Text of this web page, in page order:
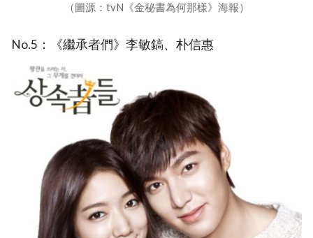
（圖源：tvN《金秘書為何那樣》海報）
No.5：《繼承者們》李敏鎬、朴信惠